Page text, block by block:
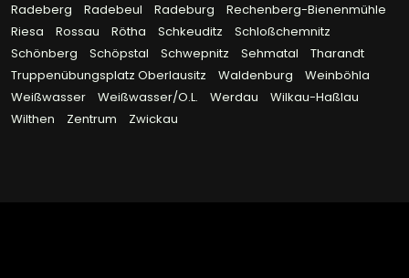
Radeberg
Radebeul Radeburg
Rechenberg-Bienenmühle
Riesa
Rossau Rötha Schkeuditz
Schloßchemnitz
Schönberg
Schöpstal Schwepnitz Sehmatal
Tharandt
Truppenübungsplatz Oberlausitz
Waldenburg
Weinböhla
Weißwasser
Weißwasser/O.L. Werdau
Wilkau-Haßlau
Wilthen
Zentrum Zwickau